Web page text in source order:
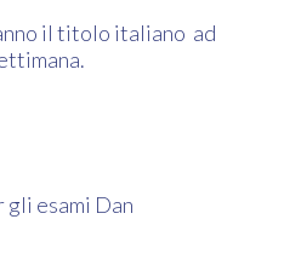
il titolo italiano ad
esami Dan